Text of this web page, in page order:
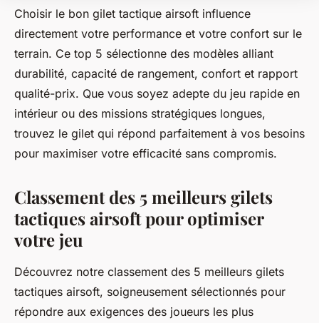
Choisir le bon gilet tactique airsoft influence
directement votre performance et votre confort sur le
terrain. Ce top 5 sélectionne des modèles alliant
durabilité, capacité de rangement, confort et rapport
qualité-prix. Que vous soyez adepte du jeu rapide en
intérieur ou des missions stratégiques longues,
trouvez le gilet qui répond parfaitement à vos besoins
pour maximiser votre efficacité sans compromis.
Classement des 5 meilleurs gilets
tactiques airsoft pour optimiser
votre jeu
Découvrez notre classement des 5 meilleurs gilets
tactiques airsoft, soigneusement sélectionnés pour
répondre aux exigences des joueurs les plus